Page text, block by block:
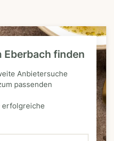
finden
Anbietersuche
passenden
erfolgreiche